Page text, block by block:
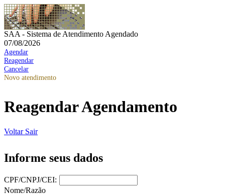
SAA - Sistema de Atendimento Agendado
07/08/2026
Agendar
Reagendar
Cancelar
Novo atendimento
Reagendar Agendamento
Voltar Sair
Informe seus dados
CPF/CNPJ/CEI:
Nome/Razão